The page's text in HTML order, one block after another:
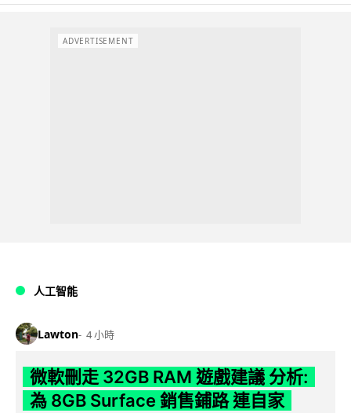
ADVERTISEMENT
人工智能
Lawton 4 小時
微軟刪走 32GB RAM 遊戲建議 分析:
為 8GB Surface 銷售鋪路 連自家